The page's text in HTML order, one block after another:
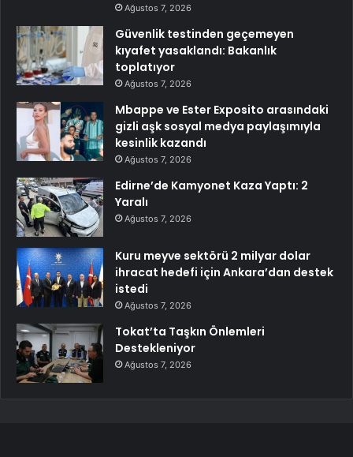
Ağustos 7, 2026
Güvenlik testinden geçemeyen
kıyafet yasaklandı: Bakanlık
toplatıyor
Ağustos 7, 2026
Mbappe ve Ester Exposito arasındaki
gizli aşk sosyal medya paylaşımıyla
kesinlik kazandı
Ağustos 7, 2026
Edirne’de Kamyonet Kaza Yaptı: 2
Yaralı
Ağustos 7, 2026
Kuru meyve sektörü 2 milyar dolar
ihracat hedefi için Ankara’dan destek
istedi
Ağustos 7, 2026
Tokat’ta Taşkın Önlemleri
Destekleniyor
Ağustos 7, 2026